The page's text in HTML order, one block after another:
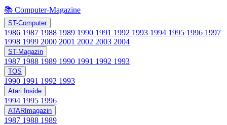
📚 Computer-Magazine
ST-Computer
1986 1987 1988 1989 1990 1991 1992 1993 1994 1995 1996 1997
1998 1999 2000 2001 2002 2003 2004
ST-Magazin
1987 1988 1989 1990 1991 1992 1993
TOS
1990 1991 1992 1993
Atari Inside
1994 1995 1996
ATARImagazin
1987 1988 1989